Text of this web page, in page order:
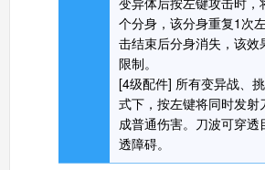
个分身，该分身重复1次
击结束后分身消失，该效
限制。
[4级配件] 所有变异战、
式下，按左键将同时发射
成普通伤害。刀波可穿透
透障碍。